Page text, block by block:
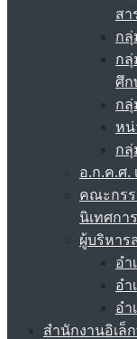
สา
กลุ่
กลุ่
ศึก
กลุ่
หน่
ก
อ.ก.ค.ศ.
คณะกรร
นิเทศกา
ผู้บริหาร
อำ
อำ
อำ
สำนักงานอิเล็